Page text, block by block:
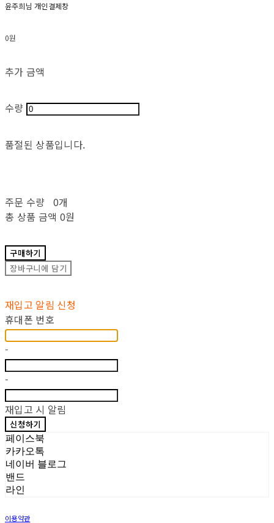
윤주희님 개인결제창
0원
추가 금액
수량
품절된 상품입니다.
주문 수량
0개
총 상품 금액 0원
구매하기
장바구니에 담기
재입고 알림 신청
휴대폰 번호
-
-
재입고 시 알림
신청하기
페이스북
카카오톡
네이버 블로그
밴드
라인
이용약관